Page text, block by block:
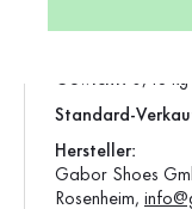
Gewicht: 0,48 kg
Standard-
Hersteller:
Gabor Shoes
Rosenheim,